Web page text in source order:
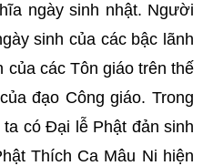
ngày sinh nhật. Người
sinh của các bậc lãnh
các Tôn giáo trên thế
đạo Công giáo. Trong
có Đại lễ Phật đản sinh
Thích Ca Mâu Ni hiện